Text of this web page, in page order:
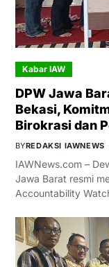
Kabar IAW
DPW Jawa
Bekasi,
Birokrasi dan
BYREDAKSI IAWNEWS
IAWNews.com –
Jawa Barat resmi
Accountability